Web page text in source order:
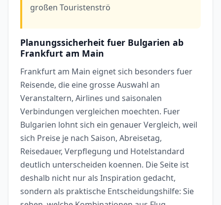
großen Touristenströ
Planungssicherheit fuer Bulgarien ab
Frankfurt am Main
Frankfurt am Main eignet sich besonders fuer
Reisende, die eine grosse Auswahl an
Veranstaltern, Airlines und saisonalen
Verbindungen vergleichen moechten. Fuer
Bulgarien lohnt sich ein genauer Vergleich, weil
sich Preise je nach Saison, Abreisetag,
Reisedauer, Verpflegung und Hotelstandard
deutlich unterscheiden koennen. Die Seite ist
deshalb nicht nur als Inspiration gedacht,
sondern als praktische Entscheidungshilfe: Sie